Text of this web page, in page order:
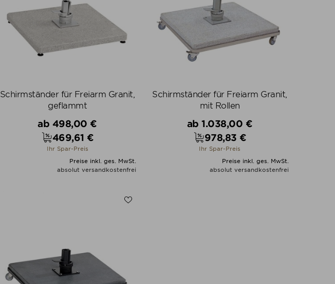
Schirmständer für Freiarm Granit,
geflammt
Verkaufspreis
ab 498,00 €
Preis
469,61 €
Ihr Spar-Preis
Preise inkl. ges. MwSt.
absolut versandkostenfrei
Schirmständer für Freiarm Granit,
mit Rollen
Verkaufspreis
ab 1.038,00 €
Preis
978,83 €
Ihr Spar-Preis
Preise inkl. ges. MwSt.
absolut versandkostenfrei